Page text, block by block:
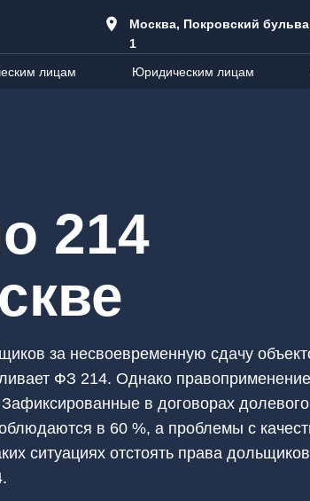
Москва, Покровский
1
лицам Юридическим лицам
214
за несвоевременную сдачу
ФЗ 214. Однако
в договорах долевого
в 60 %, а проблемы с
ситуациях отстоять права дольщиков